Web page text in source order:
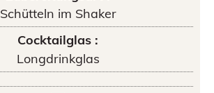
Schütteln im Shaker
Cocktailglas :
Longdrinkglas